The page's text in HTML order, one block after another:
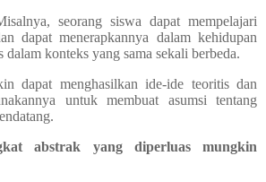
seorang siswa dapat mempelajari
dapat menerapkannya dalam kehidupan
dalam konteks yang sama sekali berbeda.
dapat menghasilkan ide-ide teoritis dan
untuk membuat asumsi tentang
abstrak yang diperluas mungkin